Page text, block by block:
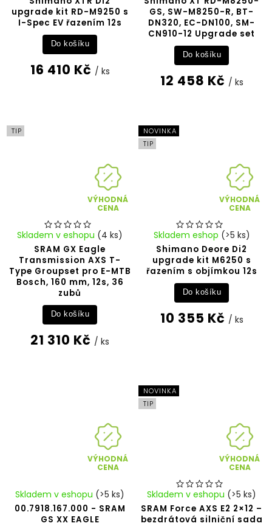
upgrade kit RD-M9250 s
I-Spec EV řazením 12s
16 410 Kč / ks
Do košíku
GS, SW-M8250-R, BT-
DN320, EC-DN100, SM-
CN910-12 Upgrade set
12 458 Kč / ks
Do košíku
TIP
VÝHODNÁ
CENA
SRAM GX Eagle
Transmission AXS T-
Type Groupset pro E-MTB
Bosch, 160 mm, 12s, 36
zubů
Skladem v eshopu (4 ks)
21 310 Kč / ks
Do košíku
NOVINKA
TIP
VÝHODNÁ
CENA
Shimano Deore Di2
upgrade kit M6250 s
řazením s objímkou 12s
Skladem eshop (>5 ks)
10 355 Kč / ks
Do košíku
VÝHODNÁ
CENA
00.7918.167.000 - SRAM
GS XX EAGLE
Skladem v eshopu (>5 ks)
NOVINKA
TIP
VÝHODNÁ
CENA
SRAM Force AXS E2 2×12 –
bezdrátová silniční sada
Skladem v eshopu (>5 ks)